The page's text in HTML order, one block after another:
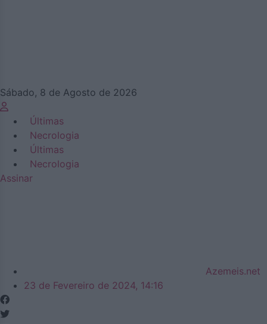
Sábado, 8 de Agosto de 2026
Últimas
Necrologia
Últimas
Necrologia
Assinar
Azemeis.net
23 de Fevereiro de 2024, 14:16